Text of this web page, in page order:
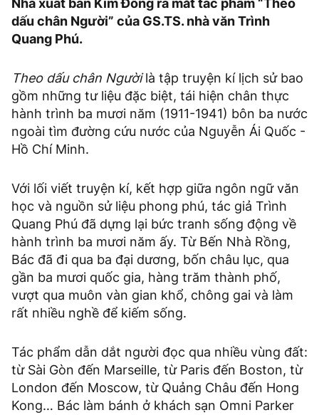
Nhà xuất bản Kim Đồng ra mắt tác phẩm “Theo
dấu chân Người” của GS.TS. nhà văn Trình
Quang Phú.
Theo dấu chân Ngườilà tập truyện kí lịch sử bao
gồm những tư liệu đặc biệt, tái hiện chân thực
hành trình ba mươi năm (1911-1941) bôn ba nước
ngoài tìm đường cứu nước của Nguyễn Ái Quốc -
Hồ Chí Minh.
Với lối viết truyện kí, kết hợp giữa ngôn ngữ văn
học và nguồn sử liệu phong phú, tác giả Trình
Quang Phú đã dựng lại bức tranh sống động về
hành trình ba mươi năm ấy. Từ Bến Nhà Rồng,
Bác đã đi qua ba đại dương, bốn châu lục, qua
gần ba mươi quốc gia, hàng trăm thành phố,
vượt qua muôn vàn gian khổ, chông gai và làm
rất nhiều nghề để kiếm sống.
Tác phẩm dẫn dắt người đọc qua nhiều vùng đất:
từ Sài Gòn đến Marseille, từ Paris đến Boston, từ
London đến Moscow, từ Quảng Châu đến Hong
Kong… Bác làm bánh ở khách sạn Omni Parker